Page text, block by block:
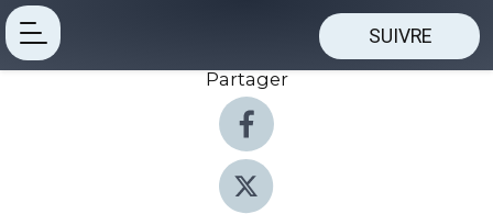
SUIVRE
Partager